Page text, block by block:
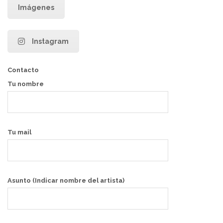
Imágenes
Instagram
Contacto
Tu nombre
Tu mail
Asunto (Indicar nombre del artista)